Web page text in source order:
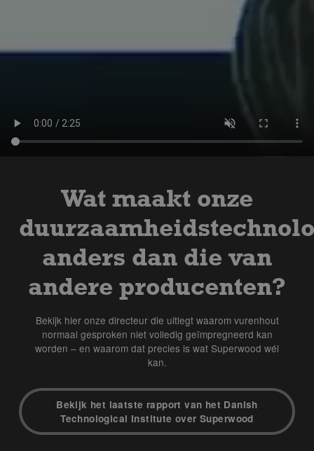
Wat maakt onze
anders dan die van
andere producenten?
Bekijk hier onze directeur die uitlegt waarom vurenhout
normaal gesproken niet volledig geïmpregneerd kan
worden – en waarom dat precies is wat Superwood wél
kan.
Bekijk het laatste rapport van het Danish
Technological Institute over Superwood